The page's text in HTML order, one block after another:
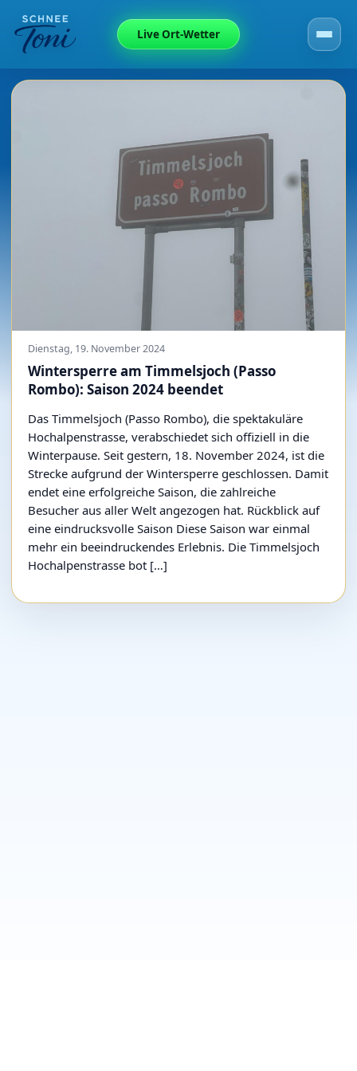
Live Ort-Wetter
Dienstag, 19. November 2024
Wintersperre am Timmelsjoch (Passo
Rombo): Saison 2024 beendet
Das Timmelsjoch (Passo Rombo), die spektakuläre
Hochalpenstrasse, verabschiedet sich offiziell in die
Winterpause. Seit gestern, 18. November 2024, ist die
Strecke aufgrund der Wintersperre geschlossen. Damit
endet eine erfolgreiche Saison, die zahlreiche
Besucher aus aller Welt angezogen hat. Rückblick auf
eine eindrucksvolle Saison Diese Saison war einmal
mehr ein beeindruckendes Erlebnis. Die Timmelsjoch
Hochalpenstrasse bot […]